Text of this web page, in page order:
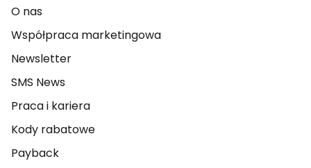
O nas
Współpraca marketingowa
Newsletter
SMS News
Praca i kariera
Kody rabatowe
Payback